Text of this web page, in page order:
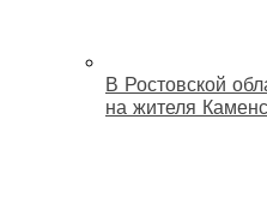
В Ростовской
на жителя